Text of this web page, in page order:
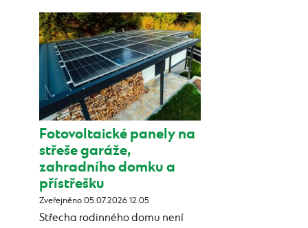
Fotovoltaické panely na
střeše garáže,
zahradního domku a
přístřešku
Zveřejněno 05.07.2026 12:05
Střecha rodinného domu není